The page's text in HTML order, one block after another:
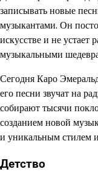
записывать новые
музыкантами. Он
искусстве и не
музыкальными
Сегодня Каро
его песни звучат на
собирают тысячи
созданием новой
и уникальным стилем
Детство